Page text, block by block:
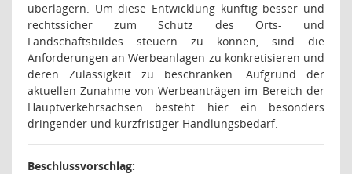
überlagern. Um diese Entwicklung künftig besser und
rechtssicher zum Schutz des Orts- und
Landschaftsbildes steuern zu können, sind die
Anforderungen an Werbeanlagen zu konkretisieren und
deren Zulässigkeit zu beschränken. Aufgrund der
aktuellen Zunahme von Werbeanträgen im Bereich der
Hauptverkehrsachsen besteht hier ein besonders
dringender und kurzfristiger Handlungsbedarf.
Beschlussvorschlag: